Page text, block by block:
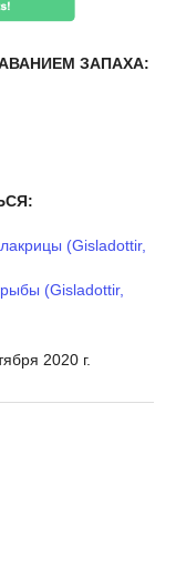
ЗАПАХА:
(Gisladottir,
(Gisladottir,
2020 г.